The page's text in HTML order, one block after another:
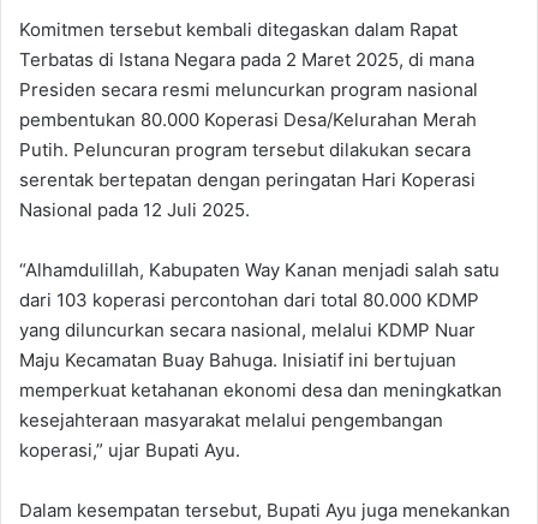
Komitmen tersebut kembali ditegaskan dalam Rapat
Terbatas di Istana Negara pada 2 Maret 2025, di mana
Presiden secara resmi meluncurkan program nasional
pembentukan 80.000 Koperasi Desa/Kelurahan Merah
Putih. Peluncuran program tersebut dilakukan secara
serentak bertepatan dengan peringatan Hari Koperasi
Nasional pada 12 Juli 2025.
“Alhamdulillah, Kabupaten Way Kanan menjadi salah satu
dari 103 koperasi percontohan dari total 80.000 KDMP
yang diluncurkan secara nasional, melalui KDMP Nuar
Maju Kecamatan Buay Bahuga. Inisiatif ini bertujuan
memperkuat ketahanan ekonomi desa dan meningkatkan
kesejahteraan masyarakat melalui pengembangan
koperasi,” ujar Bupati Ayu.
Dalam kesempatan tersebut, Bupati Ayu juga menekankan